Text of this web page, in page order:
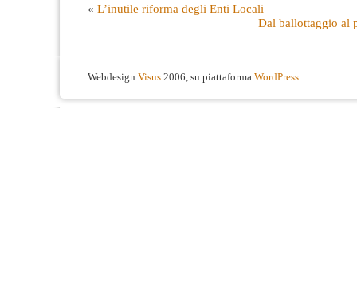
« L’inutile riforma degli Enti Locali
Dal ballottaggio al
Webdesign Visus 2006, su piattaforma WordPress